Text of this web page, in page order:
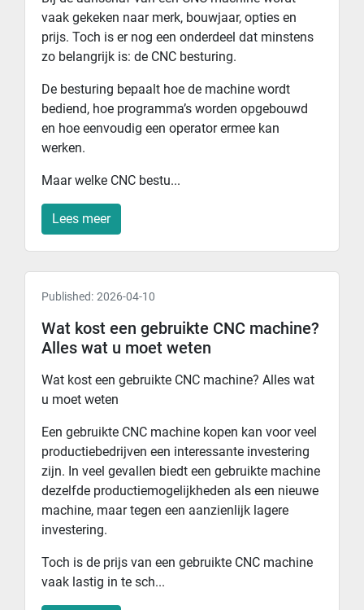
vaak gekeken naar merk, bouwjaar, opties en
prijs. Toch is er nog een onderdeel dat minstens
zo belangrijk is: de CNC besturing.
De besturing bepaalt hoe de machine wordt
bediend, hoe programma’s worden opgebouwd
en hoe eenvoudig een operator ermee kan
werken.
Maar welke CNC bestu...
Lees meer
Published: 2026-04-10
Wat kost een gebruikte CNC machine?
Alles wat u moet weten
Wat kost een gebruikte CNC machine? Alles wat
u moet weten
Een gebruikte CNC machine kopen kan voor veel
productiebedrijven een interessante investering
zijn. In veel gevallen biedt een gebruikte machine
dezelfde productiemogelijkheden als een nieuwe
machine, maar tegen een aanzienlijk lagere
investering.
Toch is de prijs van een gebruikte CNC machine
vaak lastig in te sch...